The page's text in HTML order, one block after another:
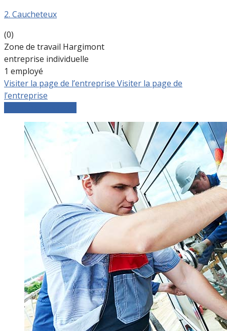
2. Caucheteux
(0)
Zone de travail Hargimont
entreprise individuelle
1 employé
Visiter la page de l’entreprise Visiter la page de
l’entreprise